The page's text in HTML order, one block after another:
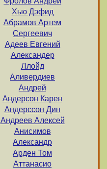
Хью Дэфид
Абрамов Артем
Сергеевич
Адеев Евгений
Александер
Ллойд
Аливердиев
Андрей
Андерсон Карен
Андерссон Дин
Андреев Алексей
Анисимов
Александр
Арден Том
Аттанасио